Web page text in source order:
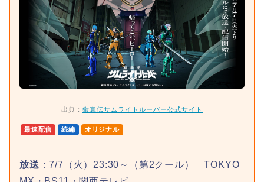
出典： 鎧真伝サムライトルーパー公式サイト
最速配信 続編 オリジナル
放送 ：7/7（火）23:30～（第2クール） TOKYO